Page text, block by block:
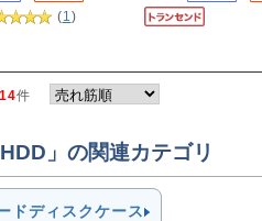
(1 )
14件
」の関連カテゴリ
ドディスクケース